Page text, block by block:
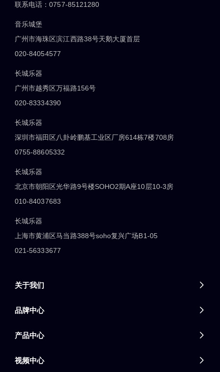
联系电话：0757-85121280
音乐城堡
广州市海珠区滨江西路38号天鹅大厦首层
020-84054577
长城乐器
广州市越秀区万福路156号
020-83334390
长城乐器
深圳市福田区八卦岭鹏基工业区厂房614栋7楼708房
0755-88605332
长城乐器
北京市朝阳区光华路9号楼SOHO2期A座10层10-3房
010-84037683
长城乐器
上海市黄浦区马当路388号soho复兴广场B1-05
021-56333677
关于我们 
品牌中心 
产品中心 
视频中心 